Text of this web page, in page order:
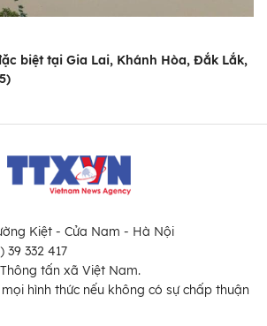
biệt tại Gia Lai, Khánh Hòa, Đắk Lắk,
Kiệt - Cửa Nam - Hà Nội
39 332 417
tấn xã Việt Nam.
hình thức nếu không có sự chấp thuận